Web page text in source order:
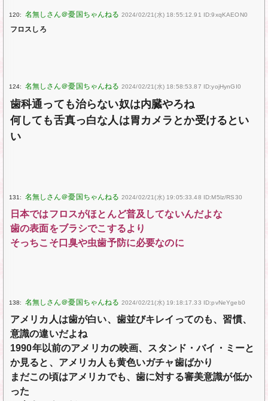
120: 2024/02/21(水) 18:55:12.91 ID:9xqKAEON0
フロスしろ
124: 2024/02/21(水) 18:58:53.87 ID:yojHynGI0
歯科通っても治らない奴は内臓やろね
何しても舌真っ白な人は胃カメラとか受けるとい
い
131: 2024/02/21(水) 19:05:33.48 ID:M5lz/RS30
日本ではフロスがほとんど普及してないんだよな
歯の表面をブラシでこするより
そっちこそ口臭や虫歯予防に必要なのに
138: 2024/02/21(水) 19:18:17.33 ID:pvNeYgeb0
アメリカ人は歯が白い、歯並びキレイってのも、習慣、
意識の違いだよね
1990年以前のアメリカの映画、スタンド・バイ・ミーと
か見ると、アメリカ人も黄色いガチャ歯ばかり
まだこの頃はアメリカでも、歯に対する審美意識が低か
った